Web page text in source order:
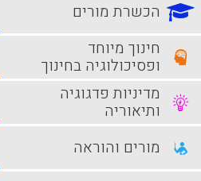
הכשרת מורים
חינוך מיוחד
ופסיכולוגיה בחינוך
מדיניות פדגוגיה
ותיאוריה
מורים והוראה